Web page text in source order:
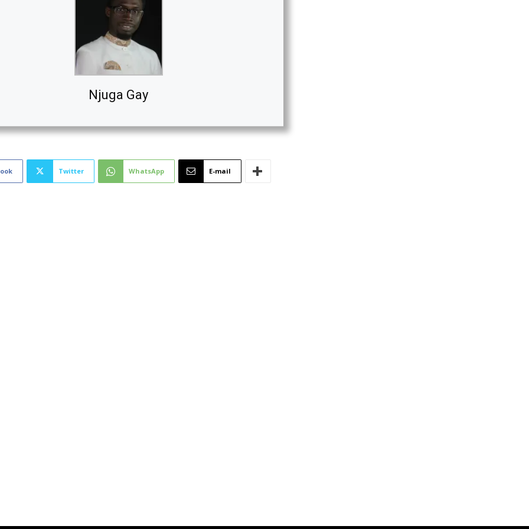
Njuga Gay
Twitter WhatsApp E-mail